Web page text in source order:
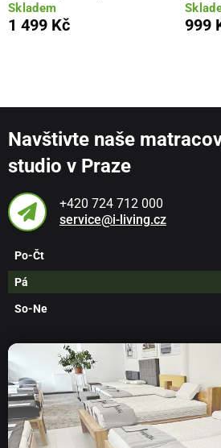
40x60cm
Skladem
1 499 Kč 999
Navštivte naše
studio v Praze
+420 724 712 000
service@i-living.cz
Po-Čt
Pá
So-Ne